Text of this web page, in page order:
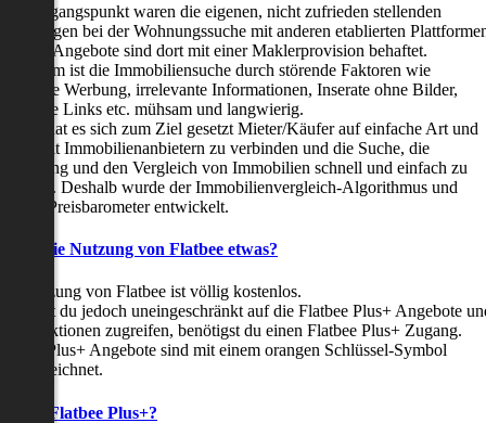
Ausgangspunkt waren die eigenen, nicht zufrieden stellenden
bei der Wohnungssuche mit anderen etablierten
alle Angebote sind dort mit einer Maklerprovision behaftet.
ist die Immobiliensuche durch störende Faktoren wie
Werbung, irrelevante Informationen, Inserate ohne Bilder,
Links etc. mühsam und langwierig.
hat es sich zum Ziel gesetzt Mieter/Käufer auf einfache Art und
mit Immobilienanbietern zu verbinden und die Suche, die
und den Vergleich von Immobilien schnell und einfach zu
Deshalb wurde der Immobilienvergleich-Algorithmus und
Preisbarometer entwickelt.
die Nutzung von Flatbee etwas?
Nutzung von Flatbee ist völlig kostenlos.
du jedoch uneingeschränkt auf die Flatbee Plus+ Angebote
zugreifen, benötigst du einen Flatbee Plus+ Zugang.
Plus+ Angebote sind mit einem orangen Schlüssel-Symbol
ist Flatbee Plus+?